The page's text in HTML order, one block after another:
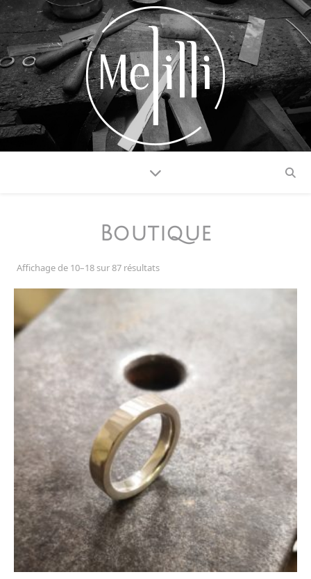
Boutique
Affichage de 10–18 sur 87 résultats